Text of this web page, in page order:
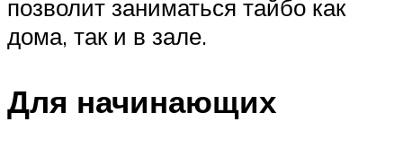
позволит заниматься тайбо как
дома, так и в зале.
Для начинающих